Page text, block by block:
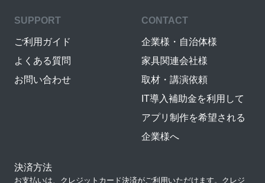
SUPPORT
ご利用ガイド
よくある質問
お問い合わせ
CONTACT
企業様・自治体様
家具関連会社様
取材・講演依頼
IT導入補助金を利用して
アプリ制作を希望される
企業様へ
決済方法
お支払いは、クレジットカード決済がご利用いただけます。クレジ